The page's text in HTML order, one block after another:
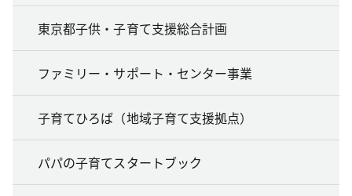
東京都子供・子育て支援総合計画
ファミリー・サポート・センター事業
子育てひろば（地域子育て支援拠点）
パパの子育てスタートブック